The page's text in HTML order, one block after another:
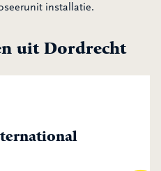
installatie.
uit Dordrecht